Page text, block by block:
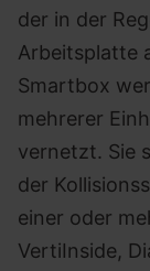
der in der
Arbeitsplatte
Smartbox
mehrerer
vernetzt. Sie
der
einer oder
VertiInside,